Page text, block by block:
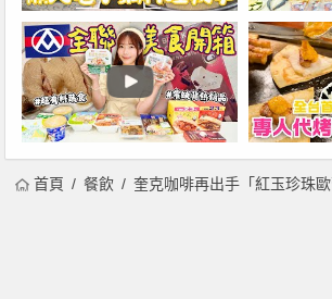
首頁 餐飲 奎克咖啡再出手「紅玉珍珠歐蕾冰沙」請你喝！珍珠